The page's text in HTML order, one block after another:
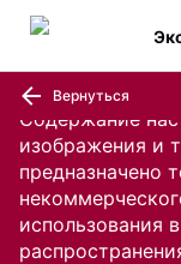
Содержание
изображения и
предназначено
использования
Вернуться